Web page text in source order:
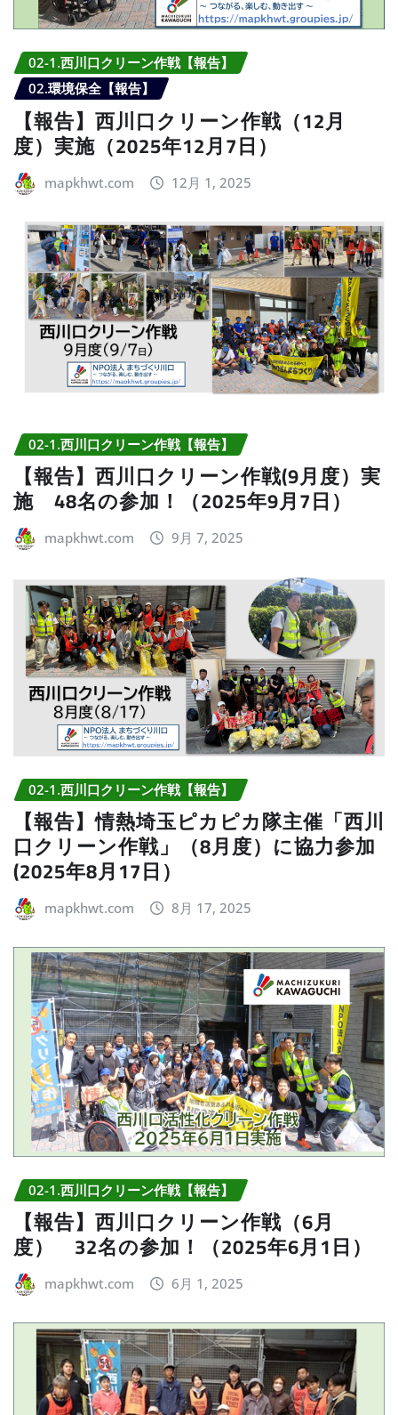
02-1.西川口クリーン作戦【報告】
02.環境保全【報告】
【報告】西川口クリーン作戦（12月
度）実施（2025年12月7日）
mapkhwt.com 12月 1, 2025
02-1.西川口クリーン作戦【報告】
【報告】西川口クリーン作戦(9月度）実
施 48名の参加！（2025年9月7日）
mapkhwt.com 9月 7, 2025
02-1.西川口クリーン作戦【報告】
【報告】情熱埼玉ピカピカ隊主催「西川
口クリーン作戦」（8月度）に協力参加
(2025年8月17日）
mapkhwt.com 8月 17, 2025
02-1.西川口クリーン作戦【報告】
【報告】西川口クリーン作戦（6月
度） 32名の参加！（2025年6月1日）
mapkhwt.com 6月 1, 2025